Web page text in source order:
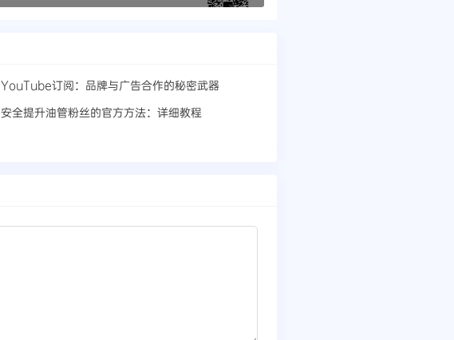
YouTube订阅：品牌与广告合作的秘密武器
安全提升油管粉丝的官方方法：详细教程